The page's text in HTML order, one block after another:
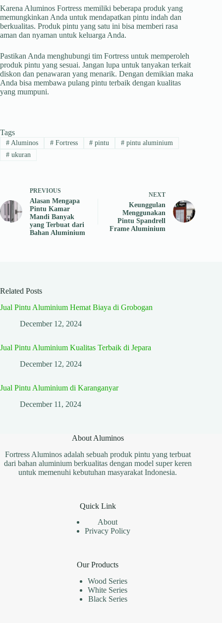
Karena Aluminos Fortress memiliki beberapa produk yang
memungkinkan Anda untuk mendapatkan pintu indah dan
berkualitas. Produk pintu yang satu ini bisa memberi rasa
aman dan nyaman untuk keluarga Anda.
Pastikan Anda menghubungi tim Fortress untuk memperoleh
produk pintu yang sesuai. Jangan lupa untuk tanyakan terkait
diskon dan penawaran yang menarik. Dengan demikian maka
Anda bisa membawa pulang pintu terbaik dengan kualitas
yang mumpuni.
Tags
#Aluminos #Fortress # pintu # pintu aluminium
#ukuran
PREVIOUS
Alasan Mengapa
Pintu Kamar
Mandi Banyak
yang Terbuat dari
Bahan Aluminium
NEXT
Keunggulan
Menggunakan
Pintu Spandrell
Frame Aluminium
Related Posts
Jual Pintu Aluminium Hemat Biaya di Grobogan
December 12, 2024
Jual Pintu Aluminium Kualitas Terbaik di Jepara
December 12, 2024
Jual Pintu Aluminium di Karanganyar
December 11, 2024
About Aluminos
Fortress Aluminos adalah sebuah produk pintu yang terbuat
dari bahan aluminium berkualitas dengan model super keren
untuk memenuhi kebutuhan masyarakat Indonesia.
Quick Link
About
Privacy Policy
Our Products
Wood Series
White Series
Black Series